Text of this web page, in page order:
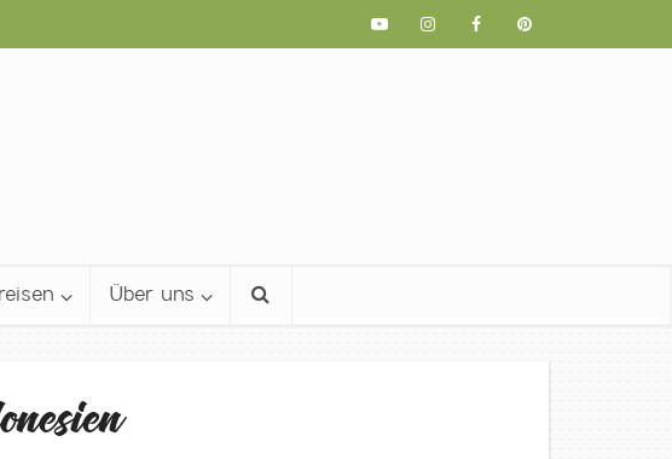
Über uns